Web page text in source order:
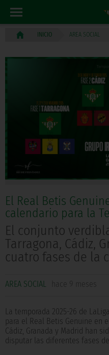
INICIO AREA SOCIAL
El Real Betis
calendario para la
El conjunto
Tarragona, Cádiz,
cuatro fases de la
AREA SOCIAL hace 9 meses
La temporada 2025-26 de
para el Real Betis Genuine en
Cádiz, Granada y Madrid han
disputar las diferentes fases